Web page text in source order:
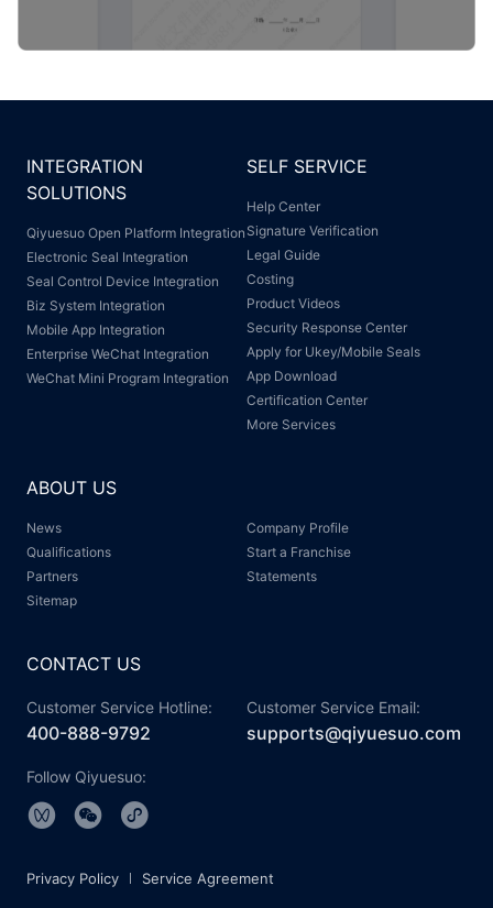
INTEGRATION
SOLUTIONS
Qiyuesuo Open Platform Integration
Electronic Seal Integration
Seal Control Device Integration
Biz System Integration
Mobile App Integration
Enterprise WeChat Integration
WeChat Mini Program Integration
SELF SERVICE
Help Center
Signature Verification
Legal Guide
Costing
Product Videos
Security Response Center
Apply for Ukey/Mobile Seals
App Download
Certification Center
More Services
ABOUT US
News
Company Profile
Qualifications
Start a Franchise
Partners
Statements
Sitemap
CONTACT US
Customer Service Hotline:
400-888-9792
Customer Service Email:
supports@qiyuesuo.com
Follow Qiyuesuo:
Privacy Policy Service Agreement